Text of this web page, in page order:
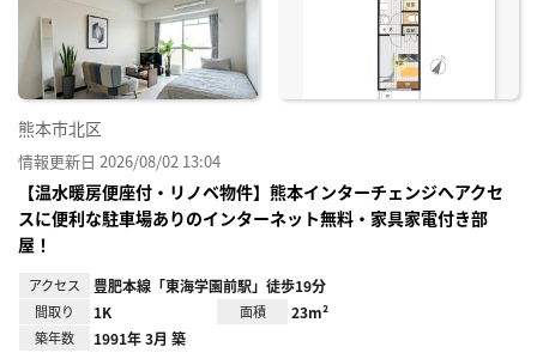
熊本市北区
情報更新日 2026/08/02 13:04
【温水暖房便座付・リノベ物件】熊本インターチェンジへアクセ
スに便利な駐車場ありのインターネット無料・家具家電付き部
屋！
アクセス 豊肥本線「東海学園前駅」徒歩19分
間取り 1K 面積 23m²
築年数 1991年 3月 築